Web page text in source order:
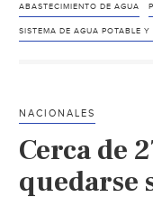
ABASTECIMIENTO DE AGUA
SISTEMA DE AGUA POTABLE
NACIONALES
Cerca de
quedarse